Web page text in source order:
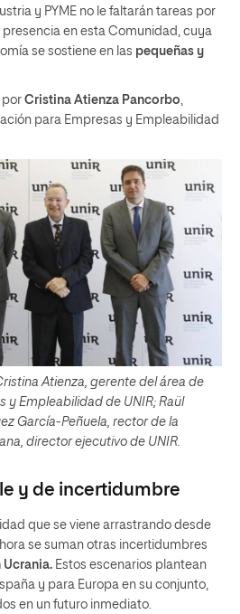
y PYME no le faltarán tareas por
en esta Comunidad, cuya
se sostiene en las pequeñas y
por Cristina Atienza Pancorbo
para Empresas y Empleabilidad
Atienza, gerente del área de
y Empleabilidad de UNIR; Raül
García-Peñuela, rector de la
director ejecutivo de UNIR.
y de incertidumbre
que se viene arrastrando desde
se suman otras incertidumbres
Ucrania. Estos escenarios plantean
y para Europa en su conjunto,
en un futuro inmediato.